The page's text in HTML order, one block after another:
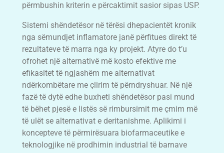
përmbushin kriterin e përcaktimit sasior sipas USP.
Sistemi shëndetësor në tërësi dhepacientët kronik
nga sëmundjet inflamatore janë përfitues direkt të
rezultateve të marra nga ky projekt. Atyre do t’u
ofrohet një alternativë më kosto efektive me
efikasitet të ngjashëm me alternativat
ndërkombëtare me çlirim të përndryshuar. Në një
fazë të dytë edhe buxheti shëndetësor pasi mund
të bëhet pjesë e listës së rimbursimit me çmim më
të ulët se alternativat e deritanishme. Aplikimi i
koncepteve të përmirësuara biofarmaceutike e
teknologjike në prodhimin industrial të barnave